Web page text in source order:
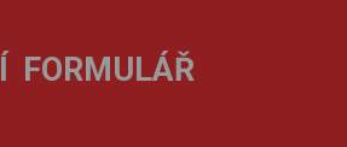
FORMULÁŘ